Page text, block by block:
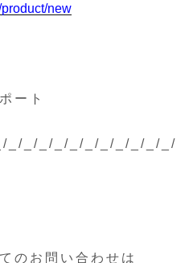
new
ート
_/_/_/_/_/_/_/_/_/_/_/
のお問い合わせは